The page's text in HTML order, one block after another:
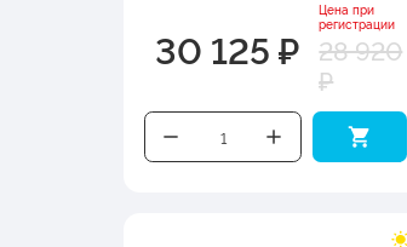
30 125 ₽
Цена при
регистрации
28 920
₽